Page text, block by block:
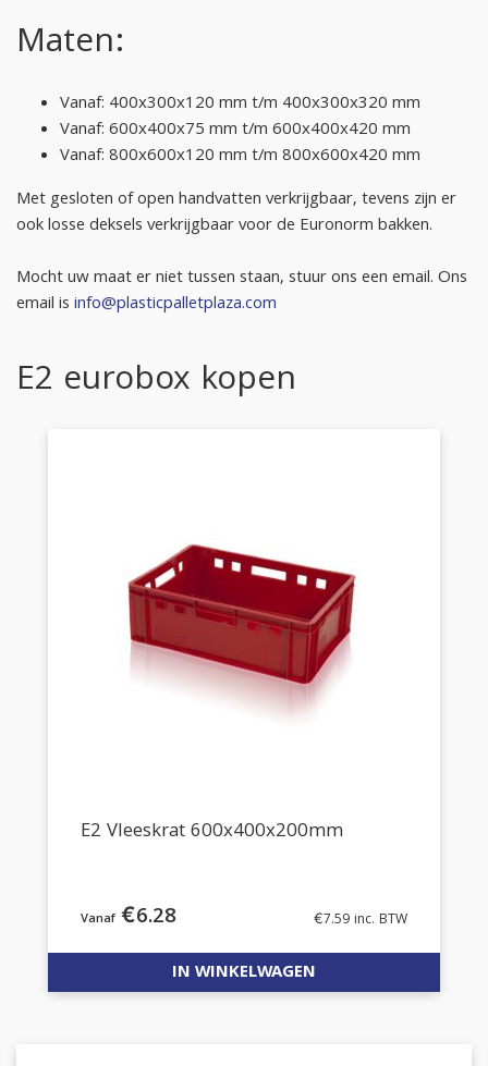
Maten:
Vanaf: 400x300x120 mm t/m 400x300x320 mm
Vanaf: 600x400x75 mm t/m 600x400x420 mm
Vanaf: 800x600x120 mm t/m 800x600x420 mm
Met gesloten of open handvatten verkrijgbaar, tevens zijn er
ook losse deksels verkrijgbaar voor de Euronorm bakken.
Mocht uw maat er niet tussen staan, stuur ons een email. Ons
email isinfo@plasticpalletplaza.com
E2 eurobox kopen
E2 Vleeskrat 600x400x200mm
€6.28 €7.59 inc. BTW
IN WINKELWAGEN